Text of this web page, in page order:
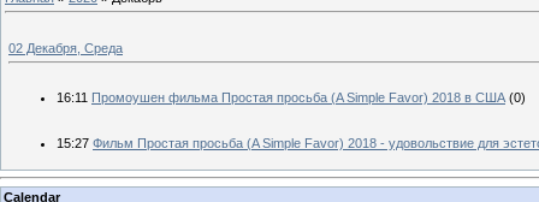
02 Декабря, Среда
16:11 Промоушен фильма Простая просьба (A Simple Favor) 2018 в США (0)
15:27 Фильм Простая просьба (A Simple Favor) 2018 - удовольствие для
Calendar